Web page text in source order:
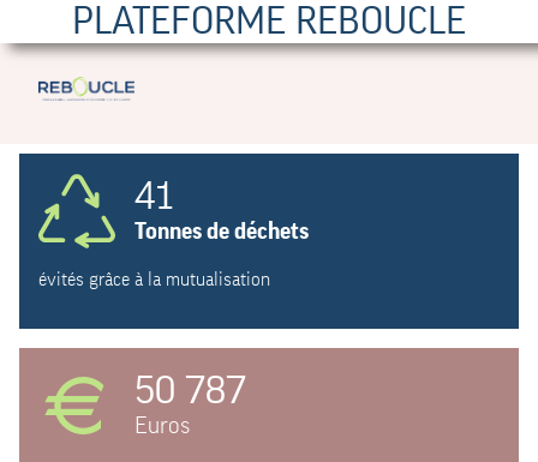
PLATEFORME REBOUCLE
41
Tonnes de déchets
évités grâce à la mutualisation
50 787
Euros